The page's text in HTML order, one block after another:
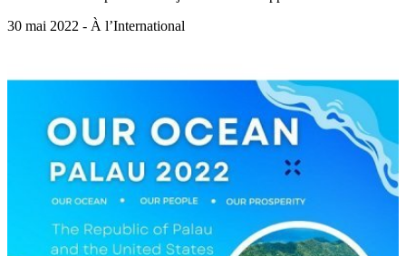
30 mai 2022 - À l’International